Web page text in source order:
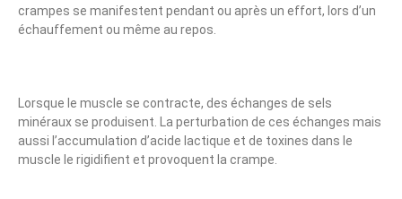
crampes se manifestent pendant ou après un effort, lors d’un
échauffement ou même au repos.
Lorsque le muscle se contracte, des échanges de sels
minéraux se produisent. La perturbation de ces échanges mais
aussi l’accumulation d’acide lactique et de toxines dans le
muscle le rigidifient et provoquent la crampe.